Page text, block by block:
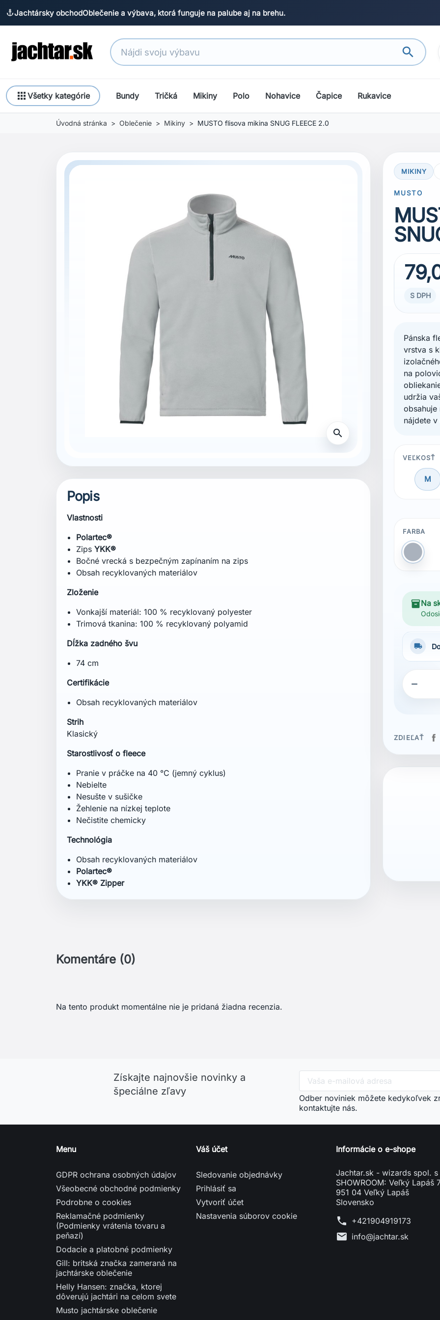
anchorJachtársky obchodOblečenie a výbava, ktorá funguje na palube aj na brehu.
search
appsVšetky kategórie Bundy Tričká Mikiny Polo Nohavice Čapice Rukavice
Úvodná stránka Oblečenie Mikiny MUSTO flisova mikina SNUG FLEECE 2.0
search
Popis
Vlastnosti
Polartec®
Zips YKK®
Bočné vrecká s bezpečným zapínaním na zips
Obsah recyklovaných materiálov
Zloženie
Vonkajší materiál: 100 % recyklovaný polyester
Trimová tkanina: 100 % recyklovaný polyamid
Dĺžka zadného švu
74 cm
Certifikácie
Obsah recyklovaných materiálov
Strih
Klasický
Starostlivosť o fleece
Pranie v práčke na 40 °C (jemný cyklus)
Nebielte
Nesušte v sušičke
Žehlenie na nízkej teplote
Nečistite chemicky
Technológia
Obsah recyklovaných materiálov
Polartec®
YKK® Zipper
MIKINY
MUSTO
S DPH
Pánska
vrstva s
na
udržia
nájdete
VEĽKOSŤ
M
FARBA
Sivá
inventory_2 Na
local_shipping

ZDIEĽAŤ
Komentáre (0)
Na tento produkt momentálne nie je pridaná žiadna recenzia.
Získajte najnovšie novinky a
špeciálne zľavy
Odber noviniek môžete kedykoľvek
kontaktujte nás.
Menu
GDPR ochrana osobných údajov
Všeobecné obchodné podmienky
Podrobne o cookies
Reklamačné podmienky
(Podmienky vrátenia tovaru a
peňazí)
Dodacie a platobné podmienky
Gill: britská značka zameraná na
jachtárske oblečenie
Helly Hansen: značka, ktorej
dôverujú jachtári na celom svete
Musto jachtárske oblečenie
Váš účet
Sledovanie objednávky
Prihlásiť sa
Vytvoriť účet
Nastavenia súborov cookie
Informácie o e-shope
Jachtar.sk - wizards spol. s
SHOWROOM: Veľký Lapáš
951 04 Veľký Lapáš
Slovensko
phone +421904919173
mail info@jachtar.sk